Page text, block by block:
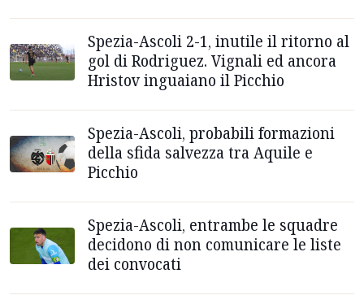
Spezia-Ascoli 2-1, inutile il ritorno al
gol di Rodriguez. Vignali ed ancora
Hristov inguaiano il Picchio
Spezia-Ascoli, probabili formazioni
della sfida salvezza tra Aquile e
Picchio
Spezia-Ascoli, entrambe le squadre
decidono di non comunicare le liste
dei convocati